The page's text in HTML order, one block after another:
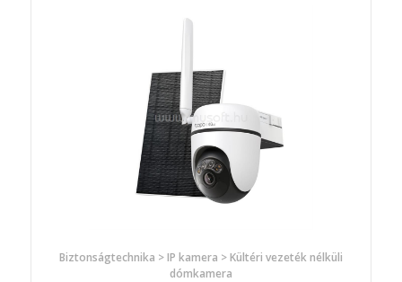
Biztonságtechnika > IP kamera > Kültéri vezeték nélküli
dómkamera